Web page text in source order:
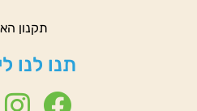
תקנון
תנו לנו